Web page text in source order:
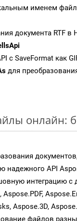
именем
документа RTF в
с SaveFormat как
для
онлайн:
надежного API
интеграцию с
Aspose.3D,
файлов